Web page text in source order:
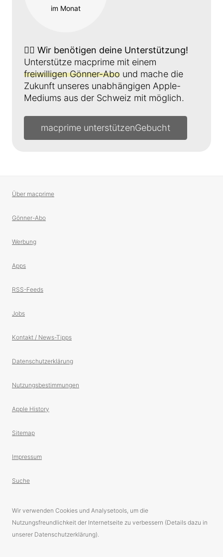
im Monat
👉🏼 Wir benötigen deine Unterstützung!
Unterstütze macprime mit einem
freiwilligen Gönner-Abo und mache die
Zukunft unseres unabhängigen Apple-
Mediums aus der Schweiz mit möglich.
macprime unterstützen
Über macprime
Gönner-Abo
Werbung
Apps
RSS-Feeds
Jobs
Kontakt / News-Tipps
Datenschutzerklärung
Nutzungsbestimmungen
Apple History
Sitemap
Impressum
Suche
Wir verwenden Cookies und Analysetools, um die
Nutzungsfreundlichkeit der Internetseite zu verbessern (Details dazu in
unserer Datenschutzerklärung).